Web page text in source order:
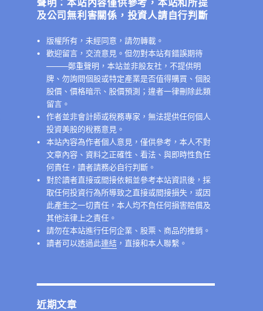
聲明：本站內容僅供參考，本站和所提
及公司無利害關係，投資人請自行判斷
版權所有，未經同意，請勿轉載。
歡迎留言，交流意見。但勿對本站有錯誤期待
────鄭重聲明，本站並非股友社，不提供明
牌、勿詢問個股或特定產業是否值得購買、個股
股價、價格暗示、股價預測；違者一律刪除此類
留言。
作者並非會計師或稅務專家，無法提供任何個人
投資美股的稅務意見。
本站內容為作者個人意見，僅供參考，本人不對
文章內容、資料之正確性、看法、與即時性負任
何責任，讀者請務必自行判斷。
對於讀者直接或間接依賴並參考本站資訊後，採
取任何投資行為所導致之直接或間接損失，或因
此產生之一切責任，本人均不負任何損害賠償及
其他法律上之責任。
請勿在本站進行任何企業、股票、商品的推銷。
讀者可以透過此連結 ，直接和本人聯繫。
近期文章